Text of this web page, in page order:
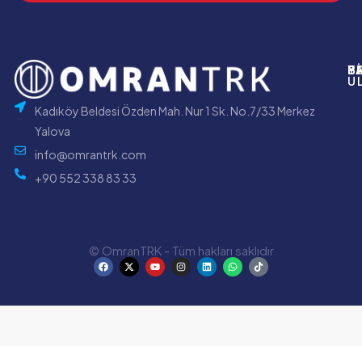
Kadıköy Beldesi Özden Mah. Nur 1 Sk. No.7/33 Merkez
Yalova
info@omrantrk.com
+90 552 338 83 33
© OmranTRK - Tüm hakları saklıdır